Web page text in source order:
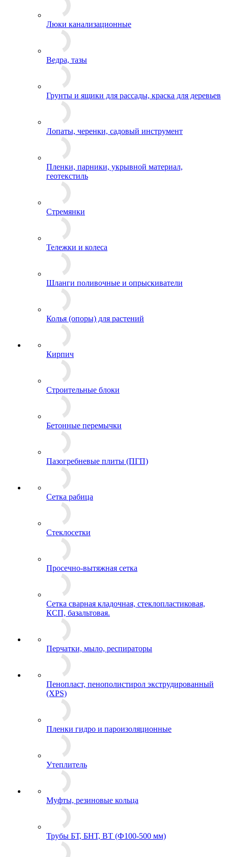
Люки канализационные
Ведра, тазы
Грунты и ящики для рассады, краска для деревьев
Лопаты, черенки, садовый инструмент
Пленки, парники, укрывной материал,
геотекстиль
Стремянки
Тележки и колеса
Шланги поливочные и опрыскиватели
Колья (опоры) для растений
Кирпич
Строительные блоки
Бетонные перемычки
Пазогребневые плиты (ПГП)
Сетка рабица
Стеклосетки
Просечно-вытяжная сетка
Сетка сварная кладочная, стеклопластиковая,
КСП, базальтовая.
Перчатки, мыло, респираторы
Пенопласт, пенополистирол экструдированный
(XPS)
Пленки гидро и пароизоляционные
Утеплитель
Муфты, резиновые кольца
Трубы БТ, БНТ, ВТ (Ф100-500 мм)